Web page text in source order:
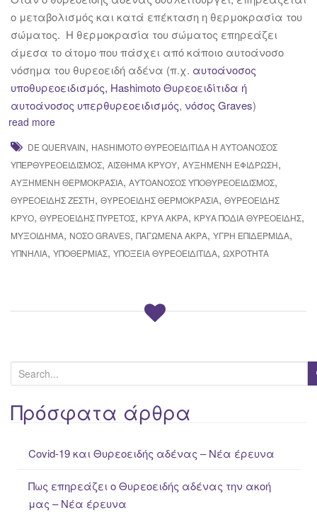
ο μεταβολισμός και κατά επέκταση η θερμοκρασία του
σώματος. Η θερμοκρασία του σώματος επηρεάζει
άμεσα το άτομο που πάσχει από κάποιο αυτοάνοσο
νόσημα του θυρεοειδή αδένα (π.χ. αυτοάνοσος
υποθυρεοειδισμός, Hashimoto Θυρεοειδίτιδα ή
αυτοάνοσος υπερθυρεοειδισμός, νόσος Graves)
read more
DE QUERVAIN, HASHIMOTO ΘΥΡΕΟΕΙΔΊΤΙΔΑ Ή ΑΥΤΟΆΝΟΣΟΣ Υ
ΠΕΡΘΥΡΕΟΕΙΔΙΣΜΌΣ , ΑΊΣΘΗΜΑ ΚΡΎΟΥ, ΑΥΞΗΜΈΝΗ ΕΦΊΔΡΩΣΗ,
ΑΥΞΗΜΈΝΗ ΘΕΡΜΟΚΡΑΣΊΑ, ΑΥΤΟΆΝΟΣΟΣ ΥΠΟΘΥΡΕΟΕΙΔΙΣΜΌΣ,
ΘΥΡΕΟΕΙΔΉΣ ΖΈΣΤΗ, ΘΥΡΕΟΕΙΔΉΣ ΘΕΡΜΟΚΡΑΣΊΑ, ΘΥΡΕΟΕΙΔΉΣ
ΚΡΎΟ, ΘΥΡΕΟΕΙΔΉΣ ΠΥΡΕΤΌΣ, ΚΡΎΑ ΆΚΡΑ, ΚΡΎΑ ΠΌΔΙΑ ΘΥΡΕΟΕΙΔΉΣ,
ΜΥΞΟΊΔΗΜΑ, ΝΌΣΟ GRAVES, ΠΑΓΩΜΈΝΑ ΆΚΡΑ, ΥΓΡΉ ΕΠΙΔΕΡΜΊΔΑ,
ΥΠΝΗΛΊΑ, ΥΠΟΘΕΡΜΊΑΣ, ΥΠΟΞΕΊΑ ΘΥΡΕΟΕΙΔΊΤΙΔΑ, ΩΧΡΌΤΗΤΑ
e
a
rΠρόσφατα άρθρα
Covid-19 και Θυρεοειδής αδένας – Νέα έρευνα
Πως επηρεάζει ο Θυρεοειδής αδένας την ακοή
μας – Νέα έρευνα